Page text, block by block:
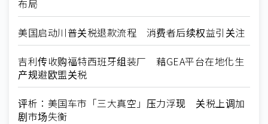
布局
美国启动川普关税退款流程 消费者后续权益引关注
吉利传收购福特西班牙组装厂 藉GEA平台在地化生
产规避欧盟关税
评析：美国车市「三大真空」压力浮现 关税上调加
剧市场失衡